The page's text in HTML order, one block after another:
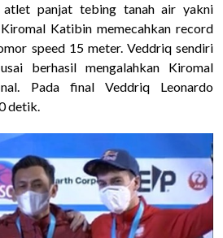
atlet panjat tebing tanah air yakni
Katibin memecahkan record
speed 15 meter. Veddriq sendiri
berhasil mengalahkan Kiromal
Pada final Veddriq Leonardo
detik.